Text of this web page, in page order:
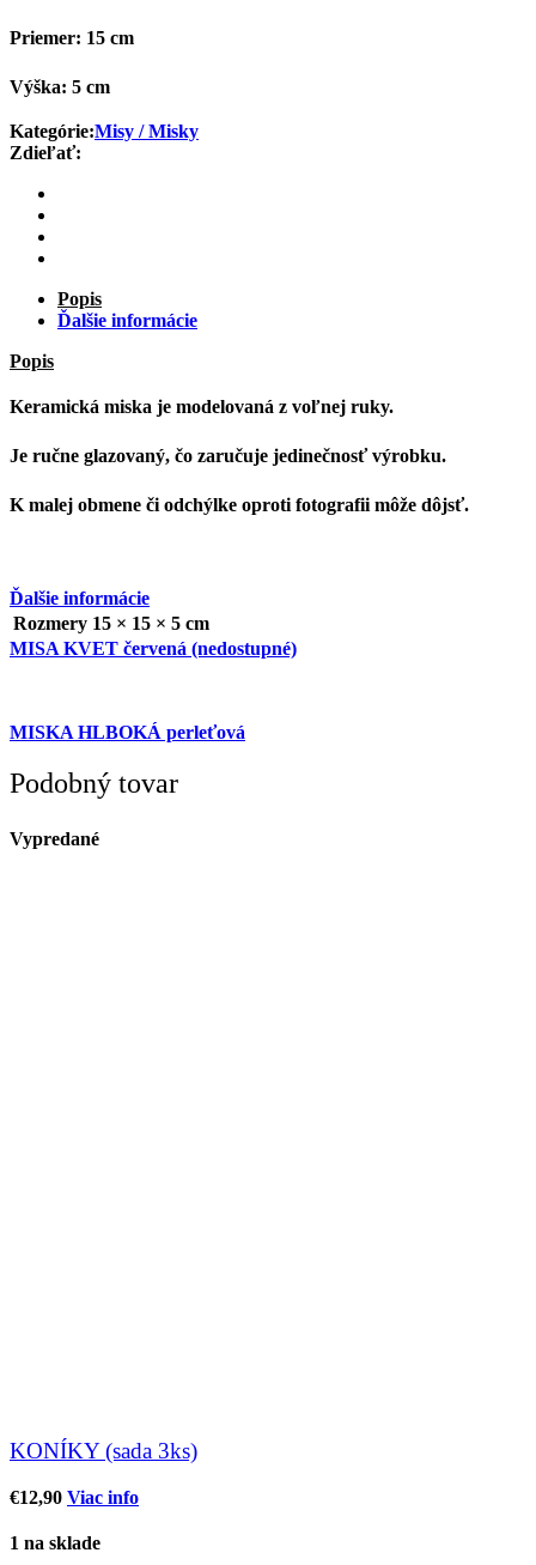
Priemer: 15 cm
Výška: 5 cm
Kategórie:Misy / Misky
Zdieľať:
Popis
Ďalšie informácie
Popis
Keramická miska je modelovaná z voľnej ruky.
Je ručne glazovaný, čo zaručuje jedinečnosť výrobku.
K malej obmene či odchýlke oproti fotografii môže dôjsť.
Ďalšie informácie
Rozmery 15 × 15 × 5 cm
MISA KVET červená (nedostupné)
MISKA HLBOKÁ perleťová
Podobný tovar
Vypredané
KONÍKY (sada 3ks)
€12,90 Viac info
1 na sklade